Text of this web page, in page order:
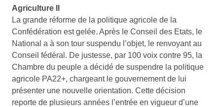
Agriculture II
La grande réforme de la politique agricole de la
Confédération est gelée. Après le Conseil des Etats, le
National a à son tour suspendu l’objet, le renvoyant au
Conseil fédéral. De justesse, par 100 voix contre 95, la
Chambre du peuple a décidé de suspendre la politique
agricole PA22+, chargeant le gouvernement de lui
présenter une nouvelle orientation. Cette décision
reporte de plusieurs années l’entrée en vigueur d’une